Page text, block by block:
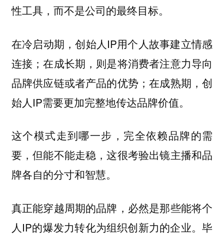
性工具，而不是公司的最终目标。
在冷启动期，创始人IP用个人故事建立情感
连接；在成长期，则是将消费者注意力导向
品牌供应链或者产品的优势；在成熟期，创
始人IP需要更加完整地传达品牌价值。
这个模式走到哪一步，完全依赖品牌的需
要，但能不能走稳，这很考验出镜主播和品
牌各自的分寸和智慧。
真正能穿越周期的品牌，必然是那些能将个
人IP的爆发力转化为组织创新力的企业。毕